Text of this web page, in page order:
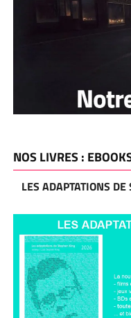
NOS LIVRES :
LES ADAPTATIONS DE